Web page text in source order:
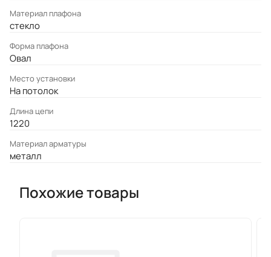
Материал плафона
стекло
Форма плафона
Овал
Место установки
На потолок
Длина цепи
1220
Материал арматуры
металл
Похожие товары